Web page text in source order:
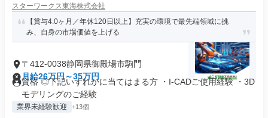
スターワークス東海株式会社
【賞与4.0ヶ月／年休120日以上】充実の環境で最先端領域に挑
み、自身の市場価値を上げる
〒412-0038静岡県御殿場市駒門
月給26万円～35万円
資格 ◎下記いずれかに当てはまる方 ・I-CADご使用経験 ・3D
モデリングのご経験
業界未経験歓迎 +13個